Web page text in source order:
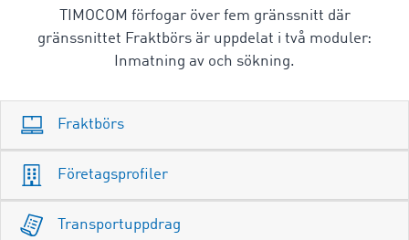
TIMOCOM förfogar över fem gränssnitt där
gränssnittet Fraktbörs är uppdelat i två moduler:
Inmatning av och sökning.
Fraktbörs
Företagsprofiler
Transportuppdrag